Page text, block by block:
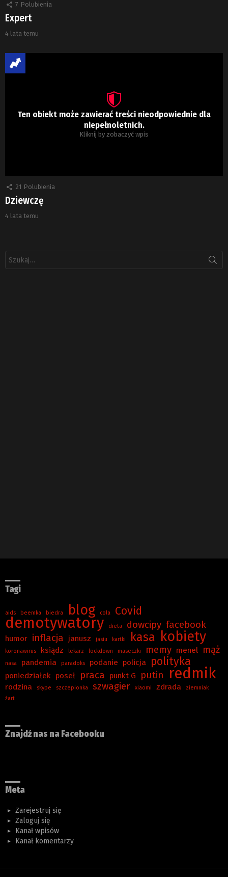
7 Polubienia
Expert
4 lata temu
Ten obiekt może zawierać treści nieodpowiednie dla
niepełnoletnich.
Kliknij by zobaczyć wpis
21 Polubienia
Dziewczę
4 lata temu
Tagi
aids beemka biedra blog cola Covid
demotywatory dieta dowcipy facebook
humor inflacja janusz jasiu kartki kasa kobiety
koronawirus ksiądz lekarz lockdown maseczki memy menel mąż
nasa pandemia paradoks podanie policja polityka
poniedziałek poseł praca punkt G putin redmik
rodzina skype szczepionka szwagier xiaomi zdrada
ziemniak
żart
Znajdź nas na Facebooku
Meta
Zarejestruj się
Zaloguj się
Kanał wpisów
Kanał komentarzy